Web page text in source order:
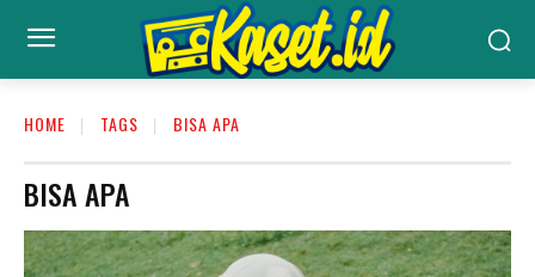
HOME TAGS BISA APA
BISA APA